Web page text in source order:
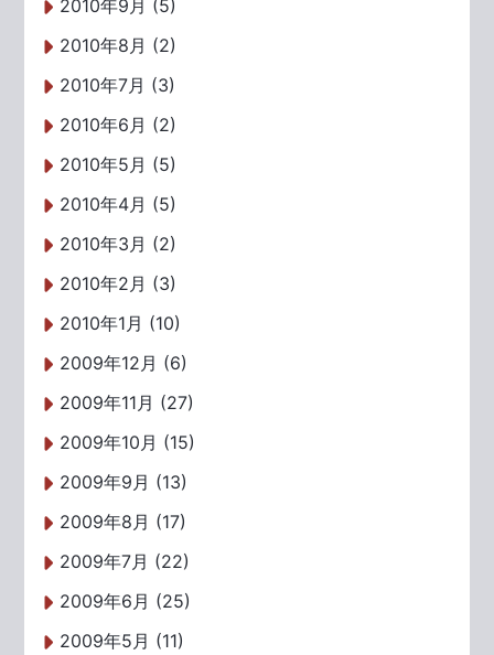
2010年9月 (5)
2010年8月 (2)
2010年7月 (3)
2010年6月 (2)
2010年5月 (5)
2010年4月 (5)
2010年3月 (2)
2010年2月 (3)
2010年1月 (10)
2009年12月 (6)
2009年11月 (27)
2009年10月 (15)
2009年9月 (13)
2009年8月 (17)
2009年7月 (22)
2009年6月 (25)
2009年5月 (11)